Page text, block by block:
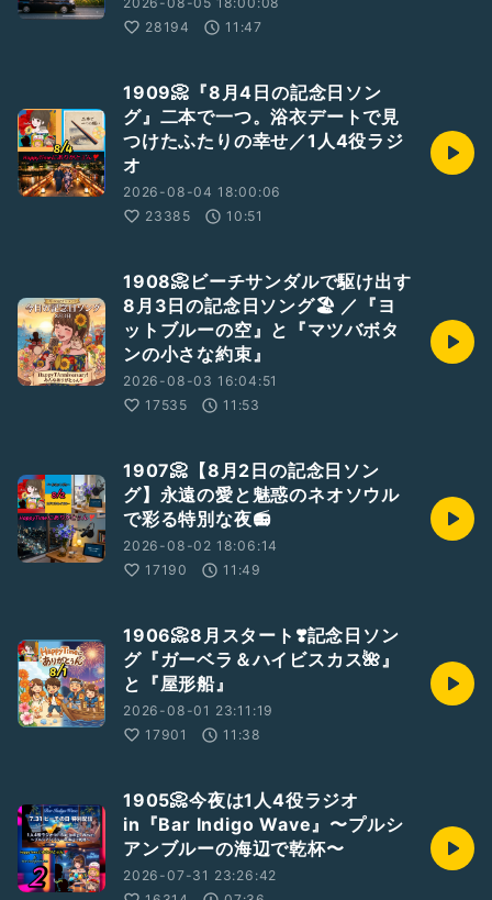
28194
11:47
1909📀『8月4日の記念日ソン
グ』二本で一つ。浴衣デートで見
つけたふたりの幸せ／1人4役ラジ
オ
2026-08-04 18:00:06
23385
10:51
1908📀ビーチサンダルで駆け出す
8月3日の記念日ソング🏖️ ／『ヨ
ットブルーの空』と『マツバボタ
ンの小さな約束』
2026-08-03 16:04:51
17535
11:53
1907📀【8月2日の記念日ソン
グ】永遠の愛と魅惑のネオソウル
で彩る特別な夜📻
2026-08-02 18:06:14
17190
11:49
1906📀8月スタート❣️記念日ソン
グ『ガーベラ＆ハイビスカス🌺』
と『屋形船』
2026-08-01 23:11:19
17901
11:38
1905📀今夜は1人4役ラジオ
in『Bar Indigo Wave』〜プルシ
アンブルーの海辺で乾杯〜
2026-07-31 23:26:42